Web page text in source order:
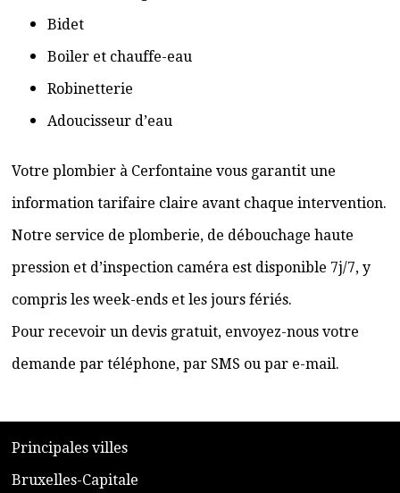
Bidet
Boiler et chauffe-eau
Robinetterie
Adoucisseur d’eau
Votre plombier à Cerfontaine vous garantit une
information tarifaire claire avant chaque intervention.
Notre service de plomberie, de débouchage haute
pression et d’inspection caméra est disponible 7j/7, y
compris les week-ends et les jours fériés.
Pour recevoir un devis gratuit, envoyez-nous votre
demande par téléphone, par SMS ou par e-mail.
​Principales villes
​Bruxelles-Capitale